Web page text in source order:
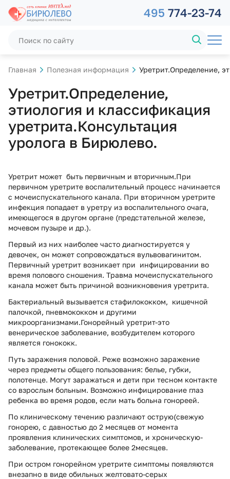
495 774-23-74
Главная Полезная информация Уретрит.Определение,
Уретрит.Определение,
этиология и классификация
уретрита.Консультация
уролога в Бирюлево.
Уретрит может быть первичным и вторичным.При
первичном уретрите воспалительный процесс начинается
с мочеиспускательного канала. При вторичном уретрите
инфекция попадает в уретру из воспалительного очага,
имеющегося в другом органе (предстательной железе,
мочевом пузыре и др.).
Первый из них наиболее часто диагностируется у
девочек, он может сопровождаться вульвовагинитом.
Первичный уретрит возникает при инфицировании во
время полового сношения. Травма мочеиспускательного
канала может быть причиной возникновения уретрита.
Бактериальный вызывается стафилококком, кишечной
палочкой, пневмококком и другими
микроорганизмами.Гонорейный уретрит-это
венерическое заболевание, возбудителем которого
является гонококк.
Путь заражения половой. Реже возможно заражение
через предметы общего пользования: белье, губки,
полотенце. Могут заражаться и дети при тесном контакте
со взрослым больным. Возможно инфицирование глаз
ребенка во время родов, если мать больна гонореей.
По клиническому течению различают острую(свежую
гонорею, с давностью до 2 месяцев от момента
проявления клинических симптомов, и хроническую-
заболевание, протекающее более 2месяцев.
При остром гонорейном уретрите симптомы появляются
внезапно в виде обильных желтовато-серых